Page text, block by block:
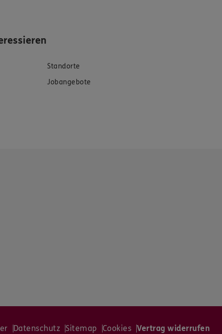
Standorte
Jobangebote
Datenschutz Sitemap Cookies Vertrag widerrufen